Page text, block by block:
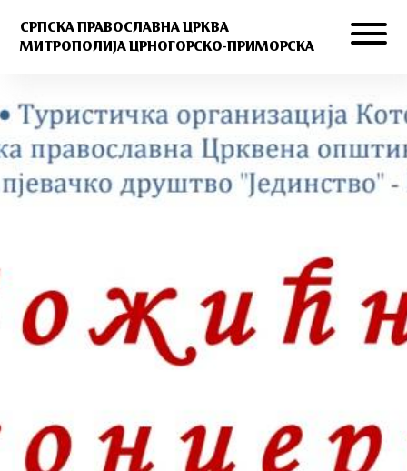
СРПСКА ПРАВОСЛАВНА ЦРКВА
МИТРОПОЛИЈА ЦРНОГОРСКО-ПРИМОРСКА